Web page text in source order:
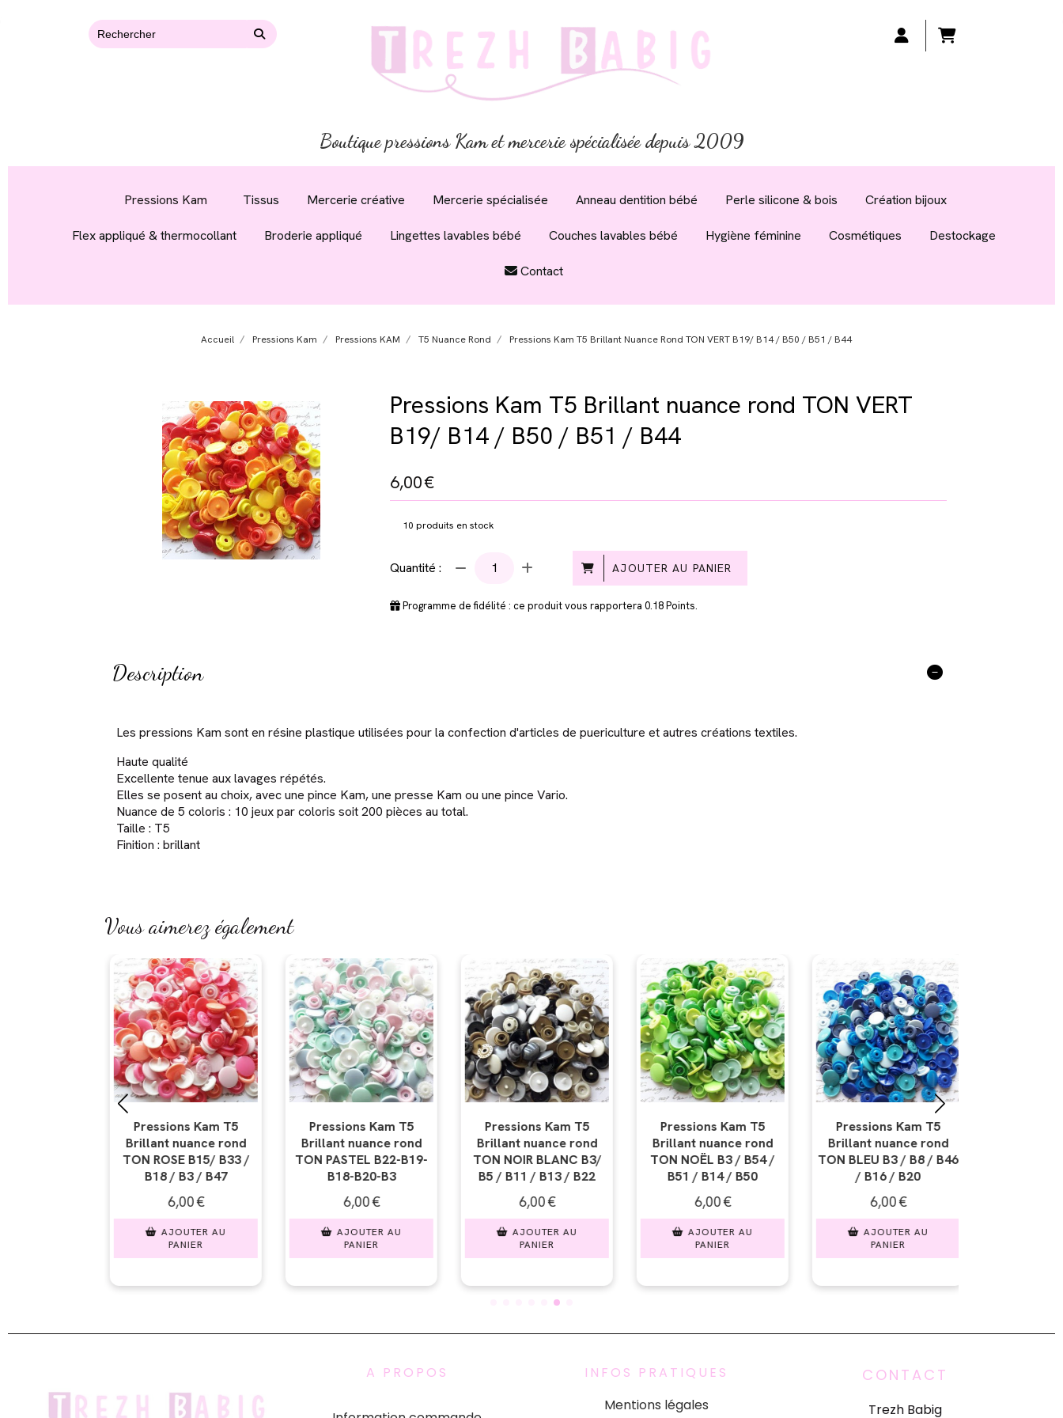
Boutique pressions Kam et mercerie spécialisée depuis 2009
Pressions Kam Tissus Mercerie créative Mercerie spécialisée Anneau dentition bébé Perle silicone & bois Création bijoux
Flex appliqué & thermocollant Broderie appliqué Lingettes lavables bébé Couches lavables bébé Hygiène féminine Cosmétiques Destockage
Contact
Accueil Pressions Kam Pressions KAM T5 Nuance Rond Pressions Kam T5 Brillant Nuance Rond TON VERT B19/ B14 / B50 / B51 / B44
Pressions Kam T5 Brillant nuance rond TON VERT
B19/ B14 / B50 / B51 / B44
6,00€
10 produits en stock
Quantité : AJOUTER AU PANIER
Programme de fidélité : ce produit vous rapportera0.18Points.
Description
Les pressions Kam sont en résine plastique utilisées pour la confection d'articles de puericulture et autres créations textiles.
Haute qualité
Excellente tenue aux lavages répétés.
Elles se posent au choix, avec une pince Kam, une presse Kam ou une pince Vario.
Nuance de 5 coloris : 10 jeux par coloris soit 200 pièces au total.
Taille : T5
Finition : brillant
Vous aimerez également
Pressions Kam T5
Brillant nuance rond
TON PASTEL B22-B19-
B18-B20-B3
6,00€
AJOUTER AU
PANIER
Pressions Kam T5
Brillant nuance rond
TON NOIR BLANC B3/
B5 / B11 / B13 / B22
6,00€
AJOUTER AU
PANIER
Pressions Kam T5
Brillant nuance rond
TON NOËL B3 / B54 /
B51 / B14 / B50
6,00€
AJOUTER AU
PANIER
Pressions Kam T5
Brillant nuance rond
TON BLEU B3 / B8 / B46
/ B16 / B20
6,00€
AJOUTER AU
PANIER
Pressions Kam T5
Brillant nuance rond
TON MAUVE B3 / B41 /
B34 / B28 / B35
6,00€
AJOUTER AU
PANIER
A PROPOS
INFOS PRATIQUES
Mentions légales
CONTACT
Trezh Babig